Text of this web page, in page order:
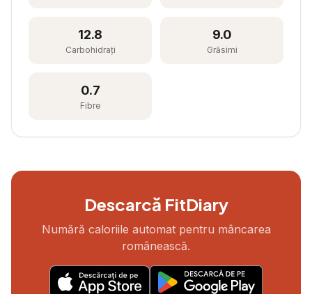
12.8
Carbohidrați
9.0
Grăsimi
0.7
Fibre
Descarcă FitDiary
Numără caloriile automat pentru mâncarea
românească.